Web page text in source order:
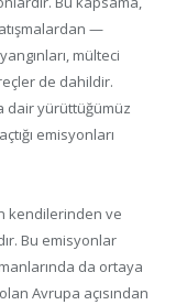
—
mülteci
de dahildir.
dair yürüttüğümüz
emisyonları
kendilerinden ve
Bu emisyonlar
da ortaya
Avrupa açısından